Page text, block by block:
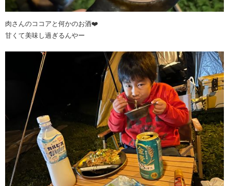
肉さんのココアと何かのお酒❤️
甘くて美味し過ぎるんやー